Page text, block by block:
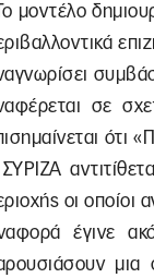
μοντέλο
σε
ότι
οι οποίοι
έγινε
μια